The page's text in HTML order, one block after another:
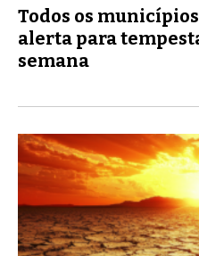
Todos os
alerta para
semana